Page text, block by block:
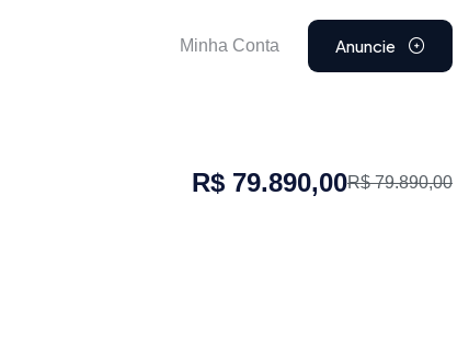
Minha Conta Anuncie
R$ 79.890,00R$ 79.890,00